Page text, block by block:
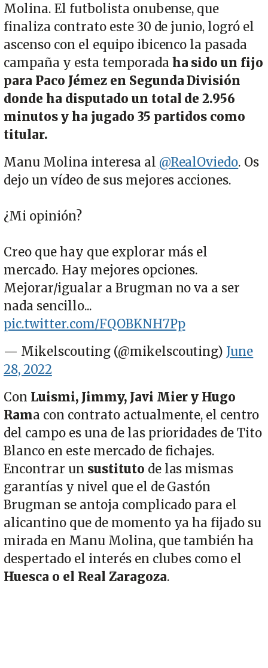
Molina. El futbolista onubense, que
finaliza contrato este 30 de junio, logró el
ascenso con el equipo ibicenco la pasada
campaña y esta temporadaha sido un fijo
para Paco Jémez en Segunda División
donde ha disputado un total de 2.956
minutos y ha jugado 35 partidos como
titular.
Manu Molina interesa al @RealOviedo. Os
dejo un vídeo de sus mejores acciones.
¿Mi opinión?
Creo que hay que explorar más el
mercado. Hay mejores opciones.
Mejorar/igualar a Brugman no va a ser
nada sencillo...
pic.twitter.com/FQOBKNH7Pp
— Mikelscouting (@mikelscouting) June
28, 2022
Con Luismi, Jimmy, Javi Mier y Hugo
Rama con contrato actualmente, el centro
del campo es una de las prioridades de Tito
Blanco en este mercado de fichajes.
Encontrar un sustituto de las mismas
garantías y nivel que el de Gastón
Brugman se antoja complicado para el
alicantino que de momento ya ha fijado su
mirada en Manu Molina, que también ha
despertado el interés en clubes como el
Huesca o el Real Zaragoza.